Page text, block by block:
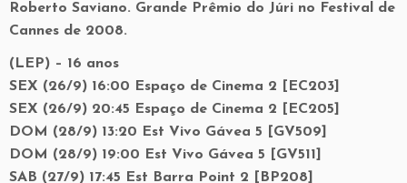
Roberto Saviano. Grande Prêmio do Júri no Festival de
Cannes de 2008.
(LEP) – 16 anos
SEX (26/9) 16:00 Espaço de Cinema 2 [EC203]
SEX (26/9) 20:45 Espaço de Cinema 2 [EC205]
DOM (28/9) 13:20 Est Vivo Gávea 5 [GV509]
DOM (28/9) 19:00 Est Vivo Gávea 5 [GV511]
SAB (27/9) 17:45 Est Barra Point 2 [BP208]